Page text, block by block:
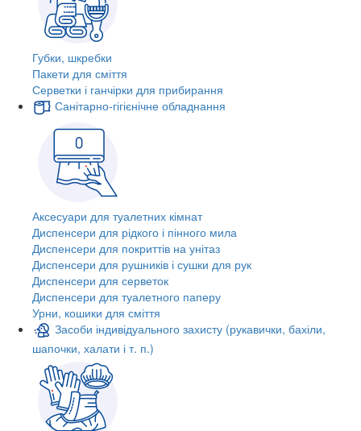
Губки, шкребки
Пакети для сміття
Серветки і ганчірки для прибирання
Санітарно-гігієнічне обладнання
Аксесуари для туалетних кімнат
Диспенсери для рідкого і пінного мила
Диспенсери для покриттів на унітаз
Диспенсери для рушників і сушки для рук
Диспенсери для серветок
Диспенсери для туалетного паперу
Урни, кошики для сміття
Засоби індивідуального захисту (рукавички, бахіли,
шапочки, халати і т. п.)